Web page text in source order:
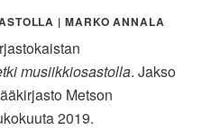
| MARKO ANNALA
musiikkiosastolla. Jakso
Metson
2019.